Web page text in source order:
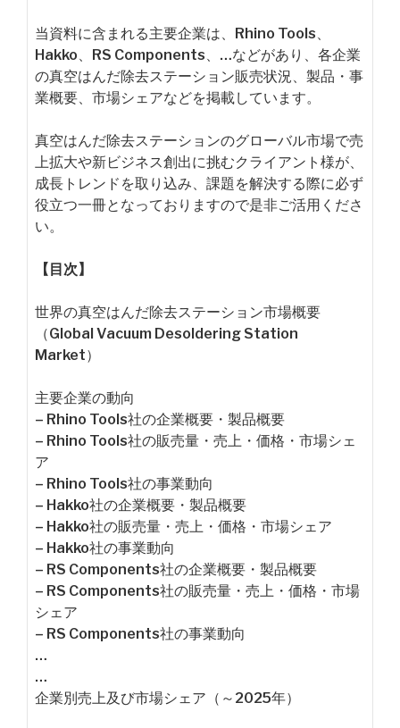
当資料に含まれる主要企業は、Rhino Tools、
Hakko、RS Components、…などがあり、各企業
の真空はんだ除去ステーション販売状況、製品・事
業概要、市場シェアなどを掲載しています。
真空はんだ除去ステーションのグローバル市場で売
上拡大や新ビジネス創出に挑むクライアント様が、
成長トレンドを取り込み、課題を解決する際に必ず
役立つ一冊となっておりますので是非ご活用くださ
い。
【目次】
世界の真空はんだ除去ステーション市場概要
（Global Vacuum Desoldering Station
Market）
主要企業の動向
– Rhino Tools社の企業概要・製品概要
– Rhino Tools社の販売量・売上・価格・市場シェ
ア
– Rhino Tools社の事業動向
– Hakko社の企業概要・製品概要
– Hakko社の販売量・売上・価格・市場シェア
– Hakko社の事業動向
– RS Components社の企業概要・製品概要
– RS Components社の販売量・売上・価格・市場
シェア
– RS Components社の事業動向
…
…
企業別売上及び市場シェア（～2025年）